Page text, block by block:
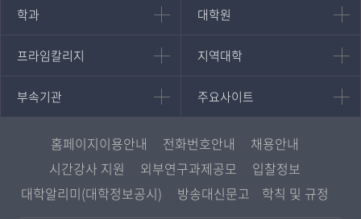
학과
인문과학대학
국어국문학과
영어영문학과
일본학과
사회과학대학
대학원
대학원
대학원
경영대학원
프라임칼리지
프라임칼리지
학사학위과정
평생교육과정
지역대학
지역대학
지역대학 포털
서울지역대학
대구경북지역대학
인천지역대학
광주전남지역대학
부속기관
부속기관
중앙도서관
원격교육혁신연구원
통합인문학연구소
디지털미디어센터
주요사이트
주요사이트
멘토링
진로심리상담
교육정보화본부
국립대학육성사업
홈페이지이용안내 전화번호안내
채용안내
시간강사 지원
외부연구과제공모
입찰정보
대학알리미(대학정보공시)
방송대신문고 학칙 및 규정